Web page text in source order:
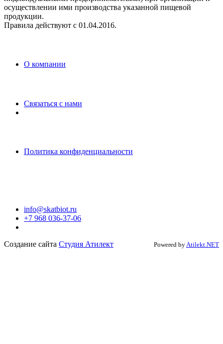
осуществлении ими производства указанной пищевой
продукции.
Правила действуют с 01.04.2016.
O компании
Связаться с нами
Политика конфиденциальности
info@skatbiot.ru
+7 968 036-37-06
Создание сайта Студия Атилект Powered byAtilekt.NET